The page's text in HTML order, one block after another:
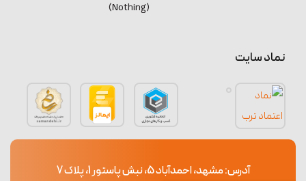
(Nothing)
نماد سایت
آدرس: مشهد، احمدآباد 5، نبش پاستور 1، پلاک 7